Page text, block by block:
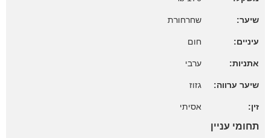
שיער: שחרחורת
עיניים: חום
אתניות: ערבי
שיער ערווה: גזוז
זין: אסיתי
תחומי עניין